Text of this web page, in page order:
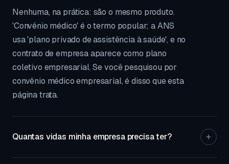
Nenhuma, na prática: são o mesmo produto.
'Convênio médico' é o termo popular; a ANS
usa 'plano privado de assistência à saúde', e no
contrato de empresa aparece como plano
coletivo empresarial. Se você pesquisou por
convênio médico empresarial, é disso que esta
página trata.
Quantas vidas minha empresa precisa ter?